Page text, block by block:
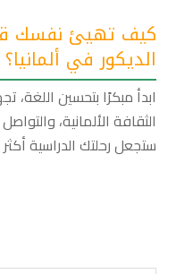
كيف تهيئ نفسك
الديكور في ألمانيا؟
ابدأ مبكرًا بتحسين
الثقافة الألمانية،
ستجعل رحلتك الدراسية أكثر